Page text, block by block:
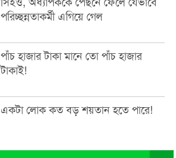
পরিচ্ছন্নতাকর্মী এগিয়ে গেল
পাঁচ হাজার টাকা মানে তো পাঁচ হাজার
টাকাই!
একটা লোক কত বড় শয়তান হতে পারে!